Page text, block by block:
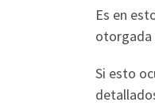
Es en
otorgada
Si esto